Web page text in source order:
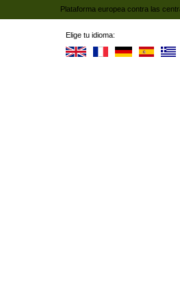
Elige tu idioma:
Plataforma europea contra las